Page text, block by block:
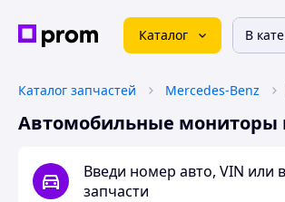
Каталог В
Каталог запчастей Mercedes-Benz
Автомобильные мониторы
Введи номер авто, VIN или
запчасти